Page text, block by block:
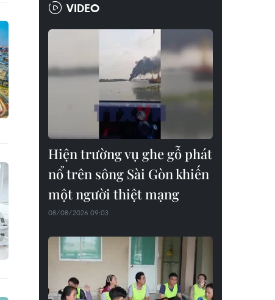
VIDEO
Hiện trường vụ ghe gỗ phát
nổ trên sông Sài Gòn khiến
một người thiệt mạng
08/08/2026 09:03